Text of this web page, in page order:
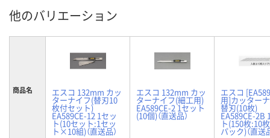
他のバリエーション
商品名 エスコ 132mm カッ
ターナイフ(替刃10
枚付セット)
EA589CE-12 1セッ
ト(10セット:1セッ
ト×10組)（直送品）
エスコ 132mm カッ
ターナイフ(細工用)
EA589CE-2 1セット
(10個)（直送品）
エスコ
用]カッター
替刃(10枚)
EA589CE-2B
ト(150枚:10
パック)（直送